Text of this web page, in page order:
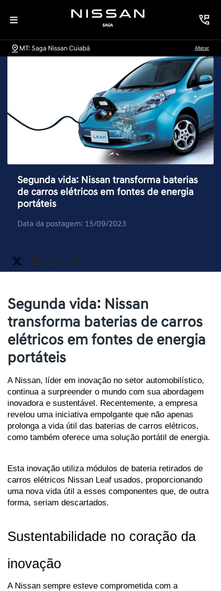
MT: Saga Nissan Cuiabá Alterar
Segunda vida: Nissan transforma baterias
de carros elétricos em fontes de energia
portáteis
Data da postagem: 15/09/2023
Segunda vida: Nissan
transforma baterias de carros
elétricos em fontes de energia
portáteis
A Nissan, líder em inovação no setor automobilístico,
continua a surpreender o mundo com sua abordagem
inovadora e sustentável. Recentemente, a empresa
revelou uma iniciativa empolgante que não apenas
prolonga a vida útil das baterias de carros elétricos,
como também oferece uma solução portátil de energia.
Esta inovação utiliza módulos de bateria retirados de
carros elétricos Nissan Leaf usados, proporcionando
uma nova vida útil a esses componentes que, de outra
forma, seriam descartados.
Sustentabilidade no coração da
inovação
A Nissan sempre esteve comprometida com a